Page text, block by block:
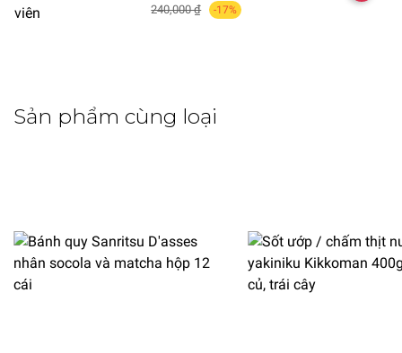
240,000 ₫ -17%
Sản phẩm cùng loại